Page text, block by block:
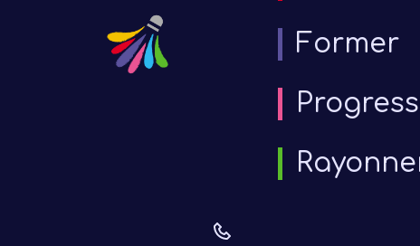
6
Former